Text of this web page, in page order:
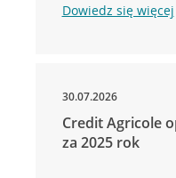
Dowiedz się więcej
30.07.2026
Credit Agricole
za 2025 rok